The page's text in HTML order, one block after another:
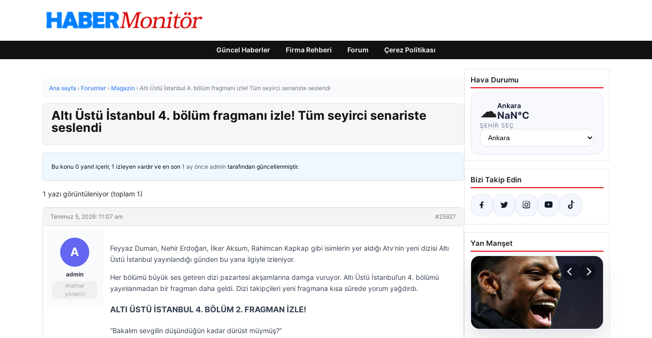
Güncel Haberler Firma Rehberi Forum Çerez Politikası
Ana sayfa › Forumlar › Magazin › Altı Üstü İstanbul 4. bölüm fragmanı izle! Tüm seyirci senariste seslendi
Altı Üstü İstanbul 4. bölüm fragmanı izle! Tüm seyirci senariste
seslendi
Bu konu 0 yanıt içerir, 1 izleyen vardır ve en son 1 ay önce admin tarafından güncellenmiştir.
1 yazı görüntüleniyor (toplam 1)
Temmuz 5, 2026: 11:07 am #25927
A
admin
Anahtar
yönetici
Feyyaz Duman, Nehir Erdoğan, İlker Aksum, Rahimcan Kapkap gibi isimlerin yer aldığı Atv’nin yeni dizisi Altı
Üstü İstanbul yayınlandığı günden bu yana ilgiyle izleniyor.
Her bölümü büyük ses getiren dizi pazartesi akşamlarına damga vuruyor. Altı Üstü İstanbul’un 4. bölümü
yayınlanmadan bir fragman daha geldi. Dizi takipçileri yeni fragmana kısa sürede yorum yağdırdı.
ALTI ÜSTÜ İSTANBUL 4. BÖLÜM 2. FRAGMAN İZLE!
“Bakalım sevgilin düşündüğün kadar dürüst müymüş?”
Hava Durumu
☁Ankara
NaN°C
ŞEHIR SEÇ
Bizi Takip Edin
Yan Manşet